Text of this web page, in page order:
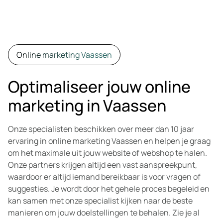
Online marketing Vaassen
Optimaliseer jouw online
marketing in Vaassen
Onze specialisten beschikken over meer dan 10 jaar
ervaring in online marketing Vaassen en helpen je graag
om het maximale uit jouw website of webshop te halen.
Onze partners krijgen altijd een vast aanspreekpunt,
waardoor er altijd iemand bereikbaar is voor vragen of
suggesties. Je wordt door het gehele proces begeleid en
kan samen met onze specialist kijken naar de beste
manieren om jouw doelstellingen te behalen. Zie je al